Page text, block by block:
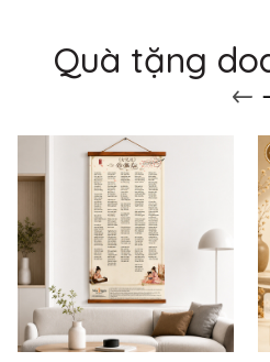
Quà tặng